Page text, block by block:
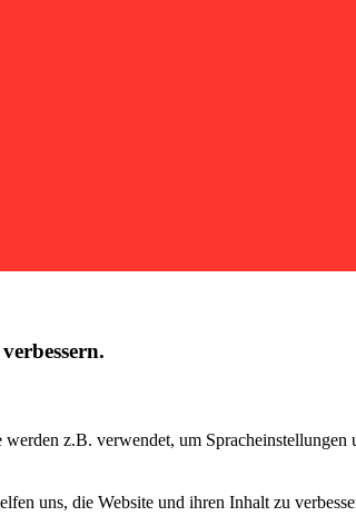
z.B. verwendet, um
uns, die Website und ihren Inhalt zu